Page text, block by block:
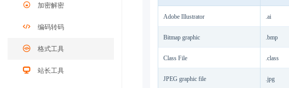
加密解密
编码转码
格式工具
站长工具
Adobe Illustrator .ai
Bitmap graphic .bmp
Class File .class
JPEG graphic file .jpg